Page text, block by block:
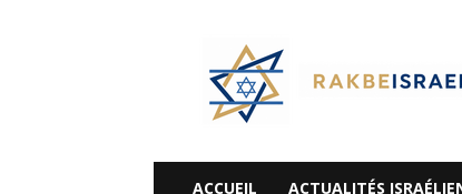
Rak
Be
Israel-
Alyaexpress-
News
ACCUEIL ACTUALITÉS